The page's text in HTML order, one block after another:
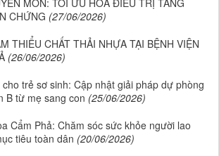
CHỨNG (27/06/2026)
THIỂU CHẤT THẢI NHỰA TẠI BỆNH VIỆN
(26/06/2026)
trẻ sơ sinh: Cập nhật giải pháp dự phòng
B từ mẹ sang con (25/06/2026)
Cẩm Phả: Chăm sóc sức khỏe người lao
tiêu toàn dân (20/06/2026)